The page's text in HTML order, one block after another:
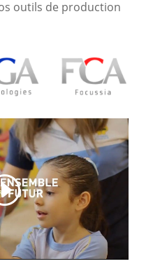
outils de production